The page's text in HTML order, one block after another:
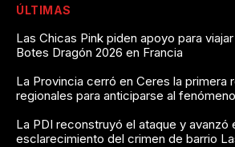
ÚLTIMAS
Las Chicas Pink piden apoyo para
Botes Dragón 2026 en Francia
La Provincia cerró en Ceres la primera
regionales para anticiparse al
La PDI reconstruyó el ataque y avanzó
esclarecimiento del crimen de barrio